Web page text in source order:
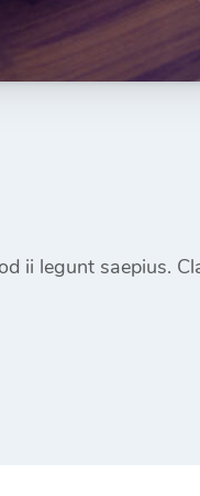
ii legunt saepius.